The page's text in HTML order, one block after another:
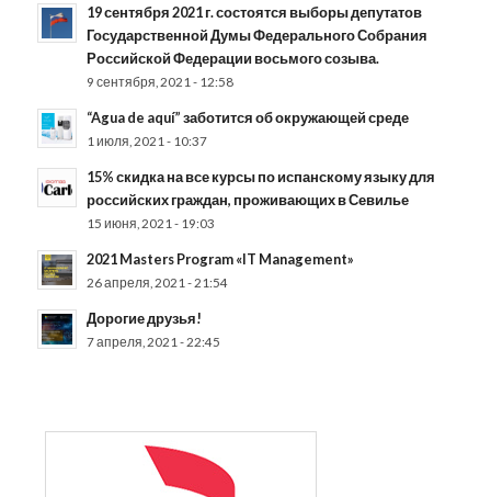
19 сентября 2021 г. состоятся выборы депутатов
Государственной Думы Федерального Собрания
Российской Федерации восьмого созыва.
9 сентября, 2021 - 12:58
“Agua de aquí” заботится об окружающей среде
1 июля, 2021 - 10:37
15% скидка на все курсы по испанскому языку для
российских граждан, проживающих в Севилье
15 июня, 2021 - 19:03
2021 Masters Program «IT Management»
26 апреля, 2021 - 21:54
Дорогие друзья!
7 апреля, 2021 - 22:45